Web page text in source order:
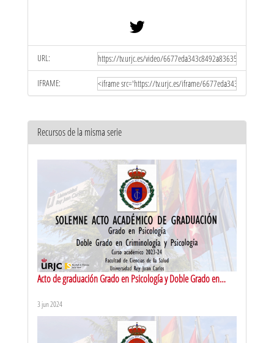
URL:
IFRAME:
Recursos de la misma serie
Acto de graduación Grado en Psicología y Doble Grado en
3 jun 2024